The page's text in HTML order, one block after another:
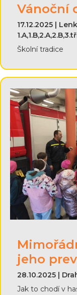
Vánoční
17.12.2025 |
Školní tradice
jeho
28.10.2025 |
Jak to chodí v